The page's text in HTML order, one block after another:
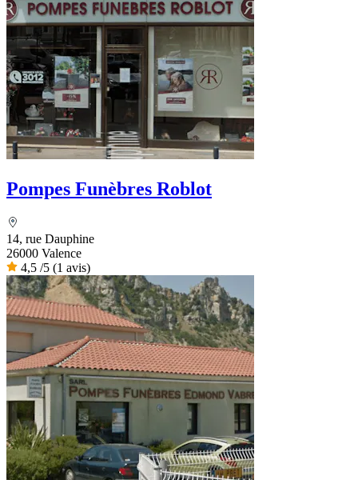
Pompes Funèbres Roblot
14, rue Dauphine
26000 Valence
4,5 /5 (1 avis)